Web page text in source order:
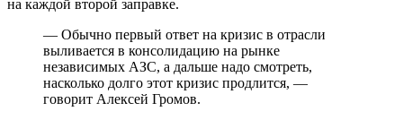
на каждой второй заправке.
— Обычно первый ответ на кризис в отрасли
выливается в консолидацию на рынке
независимых АЗС, а дальше надо смотреть,
насколько долго этот кризис продлится, —
говорит Алексей Громов.